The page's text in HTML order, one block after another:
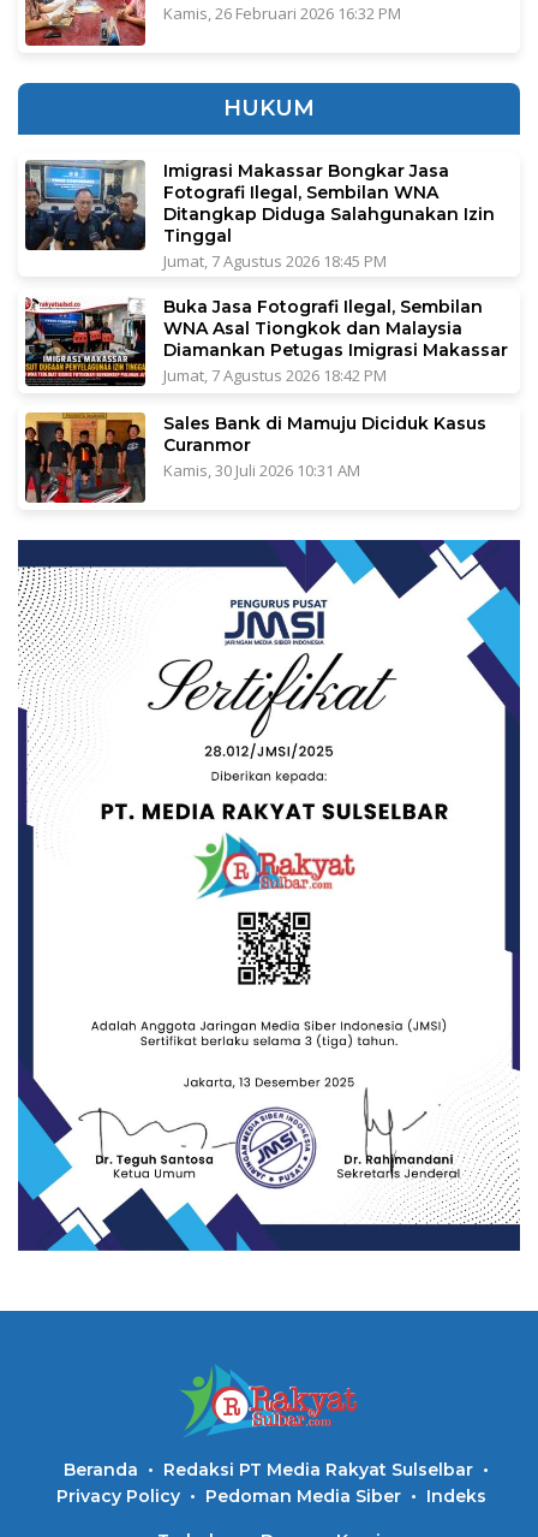
Kamis, 26 Februari 2026 16:32 PM
HUKUM
Imigrasi Makassar Bongkar Jasa
Fotografi Ilegal, Sembilan WNA
Ditangkap Diduga Salahgunakan Izin
Tinggal
Jumat, 7 Agustus 2026 18:45 PM
Buka Jasa Fotografi Ilegal, Sembilan
WNA Asal Tiongkok dan Malaysia
Diamankan Petugas Imigrasi Makassar
Jumat, 7 Agustus 2026 18:42 PM
Sales Bank di Mamuju Diciduk Kasus
Curanmor
Kamis, 30 Juli 2026 10:31 AM
Beranda
Redaksi PT Media Rakyat Sulselbar
Privacy Policy
Pedoman Media Siber Indeks